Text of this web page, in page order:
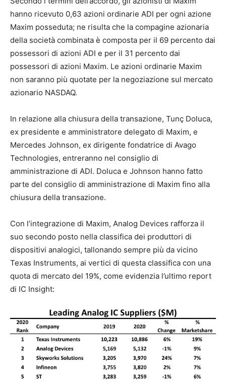
hanno ricevuto 0,63 azioni ordinarie ADI per ogni azione
Maxim posseduta; ne risulta che la compagine azionaria
della società combinata è composta per il 69 percento dai
possessori di azioni ADI e per il 31 percento dai
possessori di azioni Maxim. Le azioni ordinarie Maxim
non saranno più quotate per la negoziazione sul mercato
azionario NASDAQ.
In relazione alla chiusura della transazione, Tunç Doluca,
ex presidente e amministratore delegato di Maxim, e
Mercedes Johnson, ex dirigente fondatrice di Avago
Technologies, entreranno nel consiglio di
amministrazione di ADI. Doluca e Johnson hanno fatto
parte del consiglio di amministrazione di Maxim fino alla
chiusura della transazione.
Con l’integrazione di Maxim, Analog Devices rafforza il
suo secondo posto nella classifica dei produttori di
dispositivi analogici, tallonando sempre più da vicino
Texas Instruments, ai vertici di questa classifica con una
quota di mercato del 19%, come evidenzia l’ultimo report
di IC Insight: